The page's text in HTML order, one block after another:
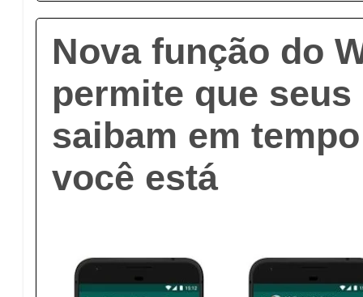
Nova função do
permite que
saibam em
você está